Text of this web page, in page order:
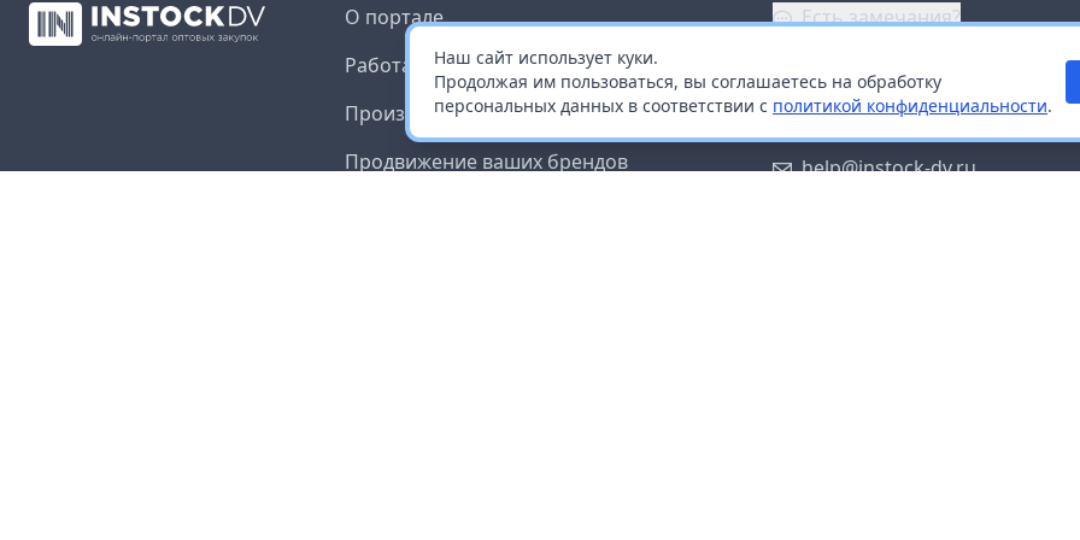
Наш сайт использует куки.
Продолжая им пользоваться, вы соглашаетесь на обработку
персональных данных в соответствии с политикой конфиденциальности.
О портале
Работа с платформой
Производителям и дистрибьюторам
Продвижение ваших брендов
Есть замечания?
Заказать звонок
help@instock-dv.ru